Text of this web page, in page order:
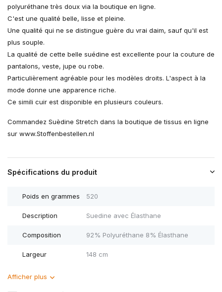
polyuréthane très doux via la boutique en ligne.
C'est une qualité belle, lisse et pleine.
Une qualité qui ne se distingue guère du vrai daim, sauf qu'il est
plus souple.
La qualité de cette belle suédine est excellente pour la couture de
pantalons, veste, jupe ou robe.
Particulièrement agréable pour les modèles droits. L'aspect à la
mode donne une apparence riche.
Ce simili cuir est disponible en plusieurs couleurs.
Commandez Suèdine Stretch dans la boutique de tissus en ligne
sur www.Stoffenbestellen.nl
Spécifications du produit
Poids en grammes 520
Description Suedine avec Élasthane
Composition 92% Polyuréthane 8% Élasthane
Largeur 148 cm
Afficher plus